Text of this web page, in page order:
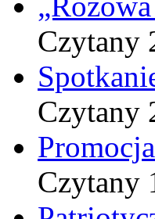
Czytany
Czytany
Czytany